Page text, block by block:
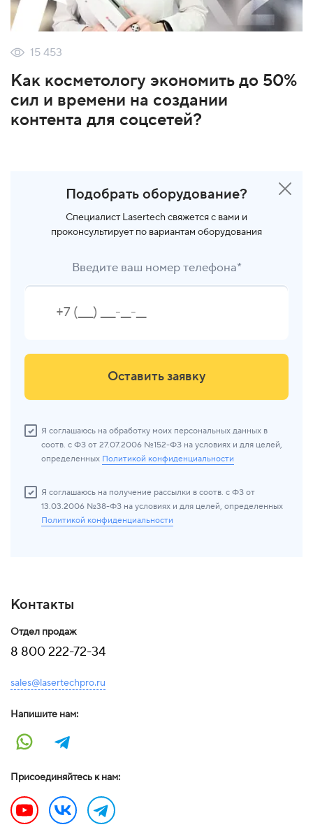
15 453
Как косметологу экономить до 50%
сил и времени на создании
контента для соцсетей?
Подобрать оборудование?
Специалист Lasertech свяжется с вами и
проконсультирует по вариантам оборудования
Введите ваш номер телефона*
Оставить заявку
Я соглашаюсь на обработку моих персональных данных в
соотв. с ФЗ от 27.07.2006 №152-ФЗ на условиях и для целей,
определенных Политикой конфиденциальности
Я соглашаюсь на получение рассылки в соотв. с ФЗ от
13.03.2006 №38-ФЗ на условиях и для целей, определенных
Политикой конфиденциальности
Контакты
Отдел продаж
8 800 222-72-34
sales@lasertechpro.ru
Напишите нам:
Присоединяйтесь к нам: